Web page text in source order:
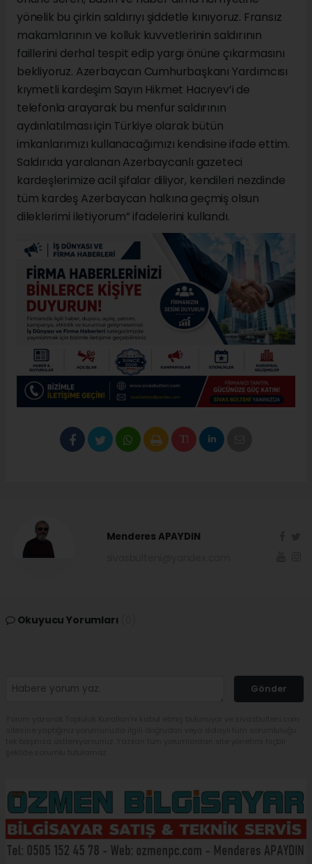
yönelik bu çirkin saldırıyı şiddetle kınıyoruz. Fransız
makamlarının ve kolluk kuvvetlerinin saldırının
faillerini derhal tespit edip yargı önüne çıkarmasını
bekliyoruz. Azerbaycan Cumhurbaşkanı Yardımcısı
kıymetli kardeşim Sayın Hikmet Hacıyev’i de
telefonla arayarak bu menfur saldırının
aydınlatılması için Türkiye olarak bütün
imkanlarımızı kullanacağımızı kendisine ifade ettim.
Saldırıda yaralanan Azerbaycanlı gazeteci
kardeşlerimize acil şifalar diliyor, kendileri nezdinde
tüm kardeş Azerbaycan halkına geçmiş olsun
dileklerimi iletiyorum” ifadelerini kullandı.
Menderes APAYDIN
Okuyucu Yorumları
Gönder